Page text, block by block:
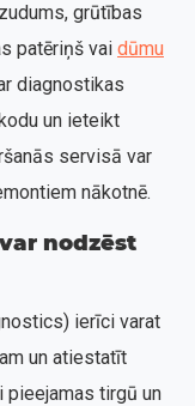
grūtības
patēriņš vai dūmu
diagnostikas
un ieteikt
servisā var
nākotnē.
nodzēst
ierīci varat
un atiestatīt
pieejamas tirgū un